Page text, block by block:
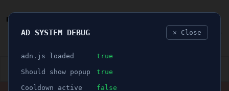
👮🏻‍♂️ BLÅLJUS ÅSIKTER SPORT
AD SYSTEM DEBUG ✕ Close
adn.js loaded true
Should show popup true
Cooldown active false